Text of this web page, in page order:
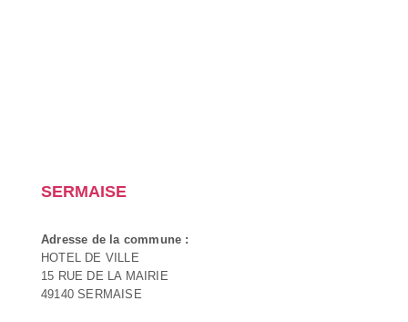
SERMAISE
Adresse de la commune :
HOTEL DE VILLE
15 RUE DE LA MAIRIE
49140 SERMAISE